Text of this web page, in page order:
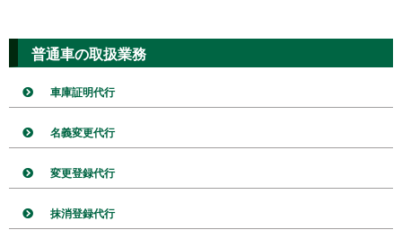
普通車の取扱業務
車庫証明代行
名義変更代行
変更登録代行
抹消登録代行